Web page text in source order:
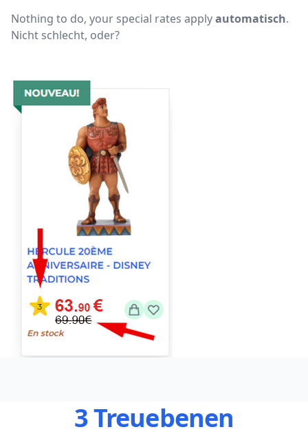
Nothing to do, your special rates applyautomatisch.
Nicht schlecht, oder?
3 Treuebenen